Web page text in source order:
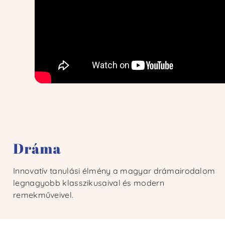
Innovatív tanulási élmény a magyar drámairodalom
legnagyobb klasszikusaival és modern
remekműveivel.